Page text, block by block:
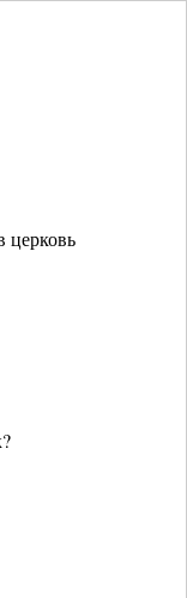
церковь